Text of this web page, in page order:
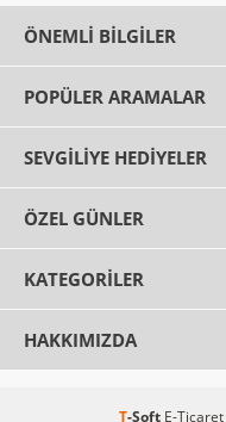
ÖNEMLI BILGILER
POPÜLER ARAMALAR
SEVGILIYE HEDIYELER
ÖZEL GÜNLER
KATEGORILER
HAKKIMIZDA
T-Soft E-Ticaret